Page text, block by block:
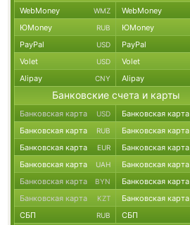
WebMoney WMZ WebMoney
ЮMoney RUB ЮMoney
PayPal USD PayPal
Volet USD Volet
Alipay CNY Alipay
Банковские счета и карты
Банковская карта USD Банковская карта
Банковская карта RUB Банковская карта
Банковская карта EUR Банковская карта
Банковская карта UAH Банковская карта
Банковская карта BYN Банковская карта
Банковская карта KZT Банковская карта
СБП RUB СБП